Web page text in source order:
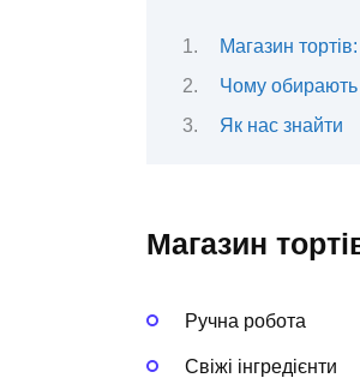
Магазин
Чому обирають
Як нас знайти
Магазин
Ручна робота
Свіжі інгредієнти